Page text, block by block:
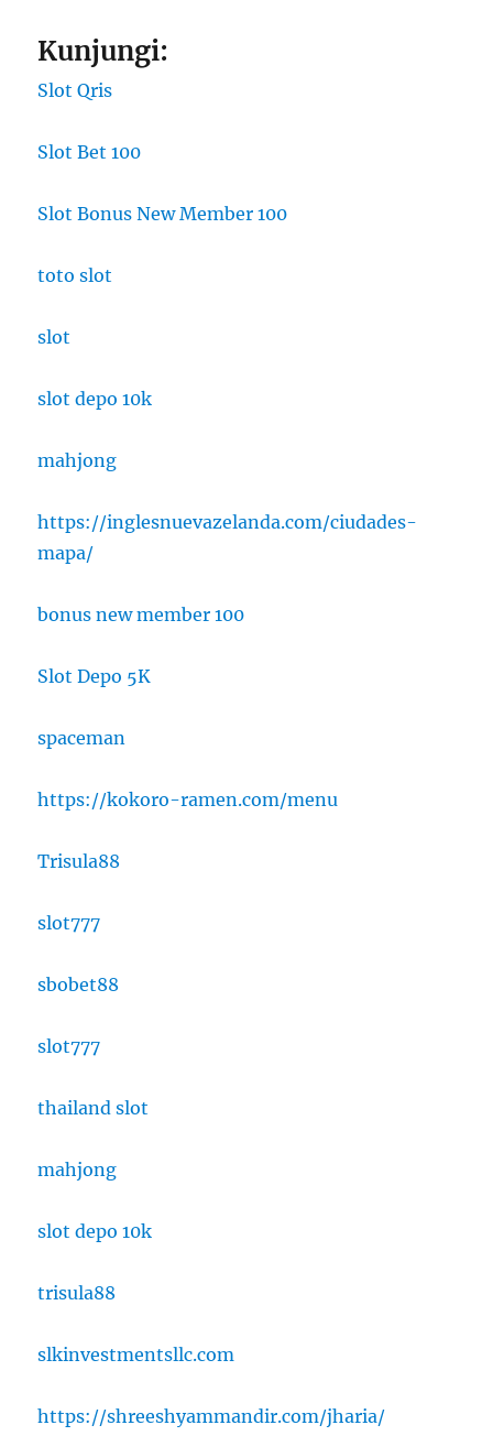
Kunjungi:
Slot Qris
Slot Bet 100
Slot Bonus New Member 100
toto slot
slot
slot depo 10k
mahjong
https://inglesnuevazelanda.com/ciudades-
mapa/
bonus new member 100
Slot Depo 5K
spaceman
https://kokoro-ramen.com/menu
Trisula88
slot777
sbobet88
slot777
thailand slot
mahjong
slot depo 10k
trisula88
slkinvestmentsllc.com
https://shreeshyammandir.com/jharia/